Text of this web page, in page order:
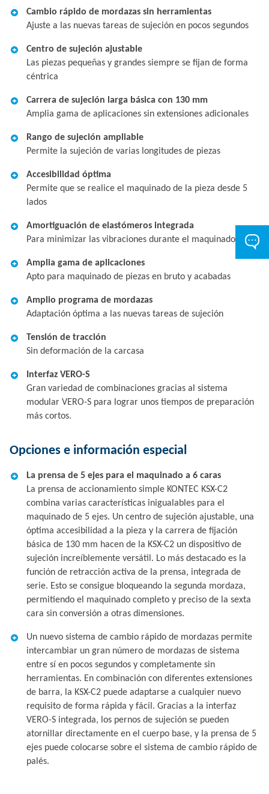
Cambio rápido de mordazas sin herramientas
Ajuste a las nuevas tareas de sujeción en pocos segundos
Centro de sujeción ajustable
Las piezas pequeñas y grandes siempre se fijan de forma
céntrica
Carrera de sujeción larga básica con 130 mm
Amplia gama de aplicaciones sin extensiones adicionales
Rango de sujeción ampliable
Permite la sujeción de varias longitudes de piezas
Accesibilidad óptima
Permite que se realice el maquinado de la pieza desde 5
lados
Amortiguación de elastómeros integrada
Para minimizar las vibraciones durante el maquinado
Amplia gama de aplicaciones
Apto para maquinado de piezas en bruto y acabadas
Amplio programa de mordazas
Adaptación óptima a las nuevas tareas de sujeción
Tensión de tracción
Sin deformación de la carcasa
Interfaz VERO-S
Gran variedad de combinaciones gracias al sistema
modular VERO-S para lograr unos tiempos de preparación
más cortos.
Opciones e información especial
La prensa de 5 ejes para el maquinado a 6 caras
La prensa de accionamiento simple KONTEC KSX-C2
combina varias características inigualables para el
maquinado de 5 ejes. Un centro de sujeción ajustable, una
óptima accesibilidad a la pieza y la carrera de fijación
básica de 130 mm hacen de la KSX-C2 un dispositivo de
sujeción increíblemente versátil. Lo más destacado es la
función de retracción activa de la prensa, integrada de
serie. Esto se consigue bloqueando la segunda mordaza,
permitiendo el maquinado completo y preciso de la sexta
cara sin conversión a otras dimensiones.
Un nuevo sistema de cambio rápido de mordazas permite
intercambiar un gran número de mordazas de sistema
entre sí en pocos segundos y completamente sin
herramientas. En combinación con diferentes extensiones
de barra, la KSX-C2 puede adaptarse a cualquier nuevo
requisito de forma rápida y fácil. Gracias a la interfaz
VERO-S integrada, los pernos de sujeción se pueden
atornillar directamente en el cuerpo base, y la prensa de 5
ejes puede colocarse sobre el sistema de cambio rápido de
palés.